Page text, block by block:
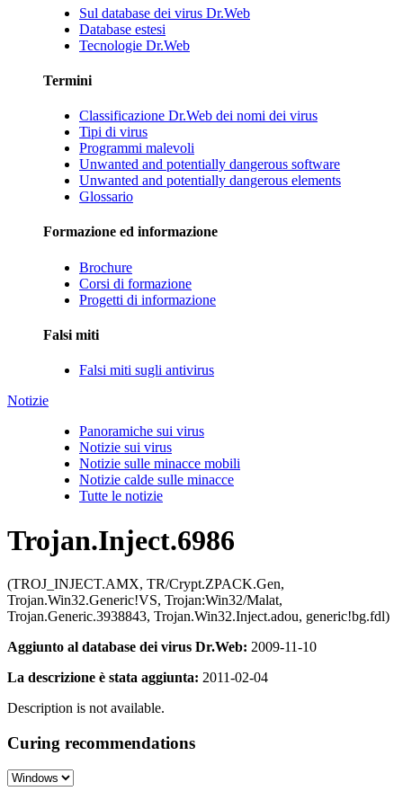
Sul database dei virus Dr.Web
Database estesi
Tecnologie Dr.Web
Termini
Classificazione Dr.Web dei nomi dei virus
Tipi di virus
Programmi malevoli
Unwanted and potentially dangerous software
Unwanted and potentially dangerous elements
Glossario
Formazione ed informazione
Brochure
Corsi di formazione
Progetti di informazione
Falsi miti
Falsi miti sugli antivirus
Notizie
Panoramiche sui virus
Notizie sui virus
Notizie sulle minacce mobili
Notizie calde sulle minacce
Tutte le notizie
Trojan.Inject.6986
(TROJ_INJECT.AMX, TR/Crypt.ZPACK.Gen,
Trojan.Win32.Generic!VS, Trojan:Win32/Malat,
Trojan.Generic.3938843, Trojan.Win32.Inject.adou, generic!bg.fdl)
Aggiunto al database dei virus Dr.Web: 2009-11-10
La descrizione è stata aggiunta: 2011-02-04
Description is not available.
Curing recommendations